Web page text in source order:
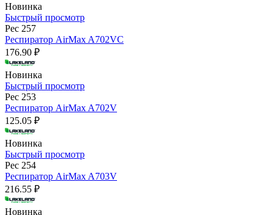
Новинка
Быстрый просмотр
Рес 257
Респиратор AirMax A702VC
176.90 ₽
Новинка
Быстрый просмотр
Рес 253
Респиратор AirMax A702V
125.05 ₽
Новинка
Быстрый просмотр
Рес 254
Респиратор AirMax A703V
216.55 ₽
Новинка